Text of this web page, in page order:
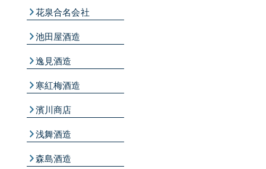
花泉合名会社
池田屋酒造
逸見酒造
寒紅梅酒造
濱川商店
浅舞酒造
森島酒造